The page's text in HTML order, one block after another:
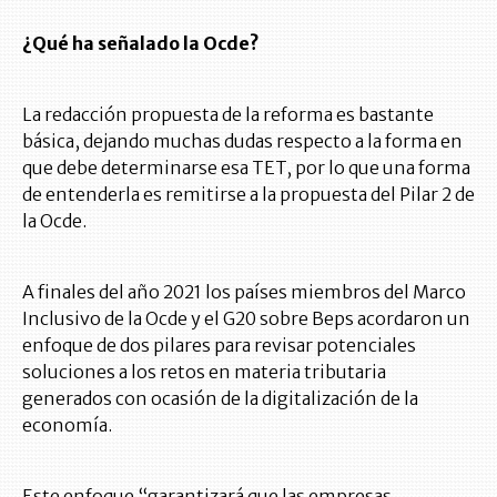
¿Qué ha señalado la Ocde?
La redacción propuesta de la reforma es bastante
básica, dejando muchas dudas respecto a la forma en
que debe determinarse esa TET, por lo que una forma
de entenderla es remitirse a la propuesta del Pilar 2 de
la Ocde.
A finales del año 2021 los países miembros del Marco
Inclusivo de la Ocde y el G20 sobre Beps acordaron un
enfoque de dos pilares para revisar potenciales
soluciones a los retos en materia tributaria
generados con ocasión de la digitalización de la
economía.